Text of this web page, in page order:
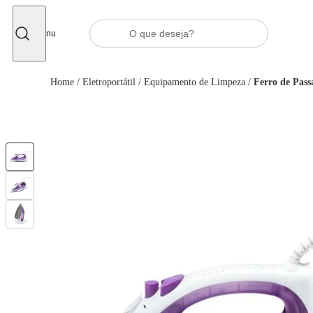
Menu
Home / Eletroportátil / Equipamento de Limpeza / Ferro de